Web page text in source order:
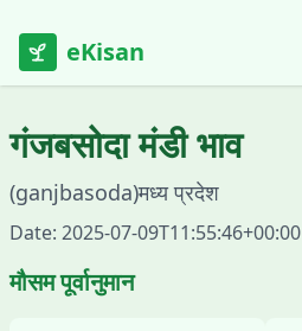
eKisan
गंजबसोदामंडी भाव
(ganjbasoda)मध्य प्रदेश
Date: 2025-07-09T11:55:46+00:00
मौसम पूर्वानुमान